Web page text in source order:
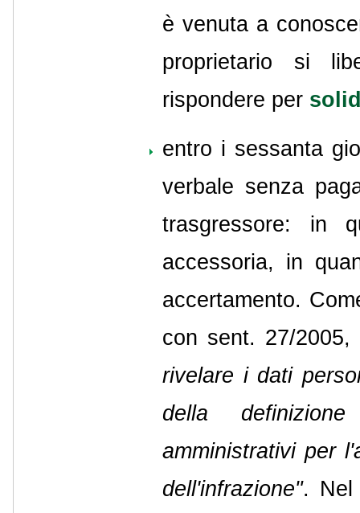
è venuta a
proprietario si
rispondere per
entro i sessanta
verbale senza
trasgressore: in
accessoria, in
accertamento.
con sent. 27/2005,
rivelare i dati
della
amministrativi per
dell'infrazione". Nel